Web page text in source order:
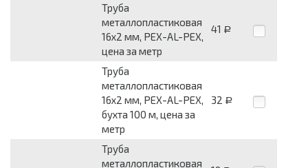
Труба
металлопластиковая
16x2 мм, PEX-AL-PEX,
цена за метр
41 Р
Труба
металлопластиковая
16x2 мм, PEX-AL-PEX,
бухта 100 м, цена за
метр
32 Р
Труба
металлопластиковая